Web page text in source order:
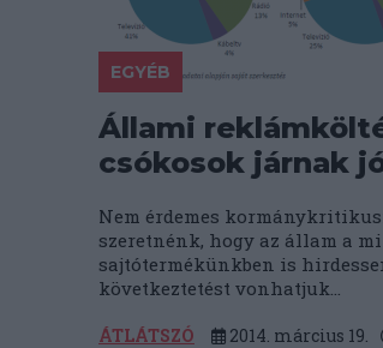
EGYÉB
Állami
csókosok járnak
Nem érdemes
szeretnénk, hogy az állam a mi
sajtótermékünkben is
következtetést vonhatjuk...
ÁTLÁTSZÓ 2014. március 19.